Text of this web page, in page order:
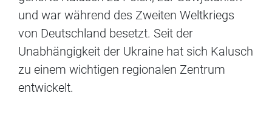
und war während des Zweiten Weltkriegs
von Deutschland besetzt. Seit der
Unabhängigkeit der Ukraine hat sich Kalusch
zu einem wichtigen regionalen Zentrum
entwickelt.